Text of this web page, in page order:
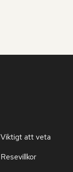
Viktigt att veta
Resevillkor